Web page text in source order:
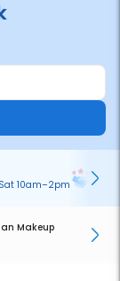
10am–2pm
Makeup